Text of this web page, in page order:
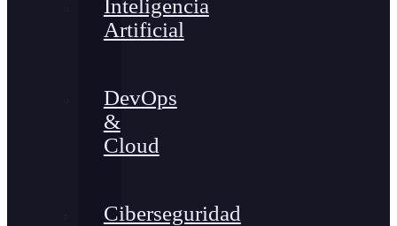
Inteligencia
Artificial
DevOps
&
Cloud
Ciberseguridad